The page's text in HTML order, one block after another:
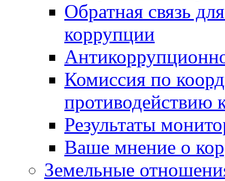
Обратная связь
коррупции
Комиссия по
противодействию
Результаты
Ваше мнение о
Земельные